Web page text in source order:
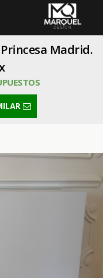
Madrid.
FROM Imagen where